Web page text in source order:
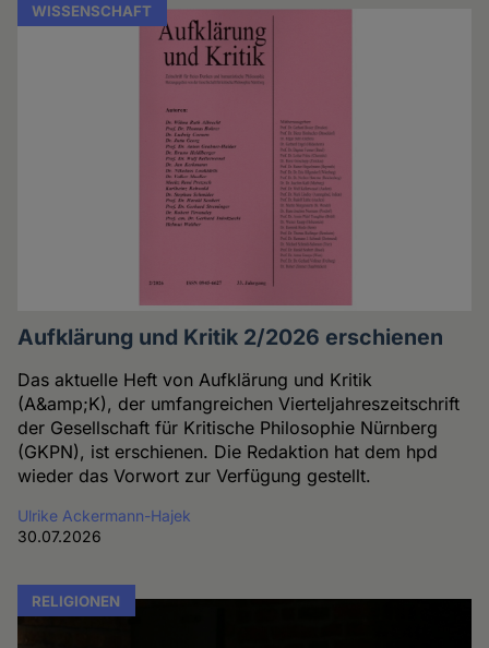
WISSENSCHAFT
Aufklärung und Kritik 2/2026 erschienen
Das aktuelle Heft von Aufklärung und Kritik
(A&amp;K), der umfangreichen Vierteljahreszeitschrift
der Gesellschaft für Kritische Philosophie Nürnberg
(GKPN), ist erschienen. Die Redaktion hat dem hpd
wieder das Vorwort zur Verfügung gestellt.
Ulrike Ackermann-Hajek
30.07.2026
RELIGIONEN